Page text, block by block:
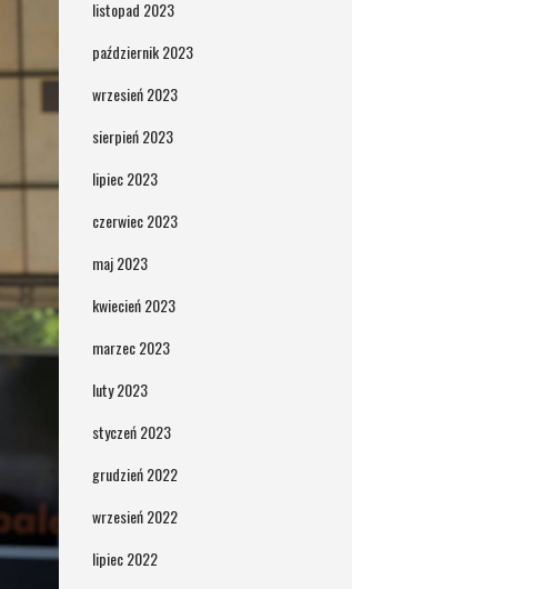
listopad 2023
październik 2023
wrzesień 2023
sierpień 2023
lipiec 2023
czerwiec 2023
maj 2023
kwiecień 2023
marzec 2023
luty 2023
styczeń 2023
grudzień 2022
wrzesień 2022
lipiec 2022